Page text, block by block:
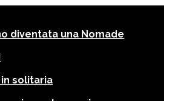
diventata una Nomade
solitaria